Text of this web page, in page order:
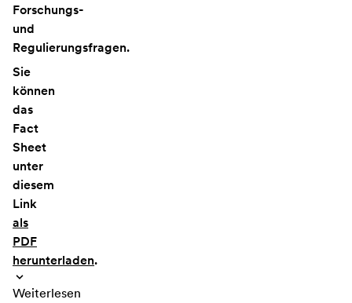
Forschungs-
und
Regulierungsfragen.
Sie
können
das
Fact
Sheet
unter
diesem
Link
als
PDF
herunterladen.
Weiterlesen